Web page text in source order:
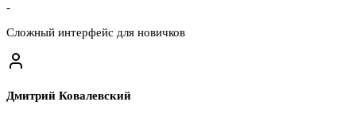
-
Сложный интерфейс для новичков
Дмитрий Ковалевский